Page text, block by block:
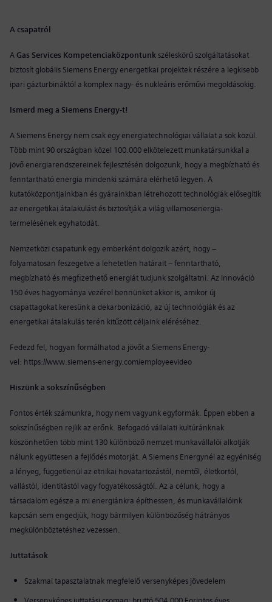
A csapatról
A Gas Services Kompetenciaközpontunk széleskörű szolgáltatásokat
biztosít globális Siemens Energy energetikai projektek részére a legkisebb
ipari gázturbináktól a komplex nagy- és nukleáris erőművi megoldásokig.
Ismerd meg a Siemens Energy-t!
A Siemens Energy nem csak egy energiatechnológiai vállalat a sok közül.
Több mint 90 országban közel 100.000 elkötelezett munkatársunkkal a
jövő energiarendszereinek fejlesztésén dolgozunk, hogy a megbízható és
fenntartható energia mindenki számára elérhető legyen. A
kutatóközpontjainkban és gyárainkban létrehozott technológiák elősegítik
az energetikai átalakulást és biztosítják a világ villamosenergia-
termelésének egyhatodát.
Nemzetközi csapatunk egy emberként dolgozik azért, hogy –
folyamatosan feszegetve a lehetetlen határait – fenntartható,
megbízható és megfizethető energiát tudjunk szolgáltatni. Az innováció
150 éves hagyománya vezérel bennünket akkor is, amikor új
csapattagokat keresünk a dekarbonizáció, az új technológiák és az
energetikai átalakulás terén kitűzött céljaink eléréséhez.
Fedezd fel, hogyan formálhatod a jövőt a Siemens Energy-
vel: https://www.siemens-energy.com/employeevideo
Hiszünk a sokszínűségben
Fontos érték számunkra, hogy nem vagyunk egyformák. Éppen ebben a
sokszínűségben rejlik az erőnk. Befogadó vállalati kultúránknak
köszönhetően több mint 130 különböző nemzet munkavállalói alkotják
nálunk együttesen a fejlődés motorját. A Siemens Energynél az egyéniség
a lényeg, függetlenül az etnikai hovatartozástól, nemtől, életkortól,
vallástól, identitástól vagy fogyatékosságtól. Az a célunk, hogy a
társadalom egésze a mi energiánkra építhessen, és munkavállalóink
kapcsán sem engedjük, hogy bármilyen különbözőség hátrányos
megkülönböztetéshez vezessen.
Juttatások
Szakmai tapasztalatnak megfelelő versenyképes jövedelem